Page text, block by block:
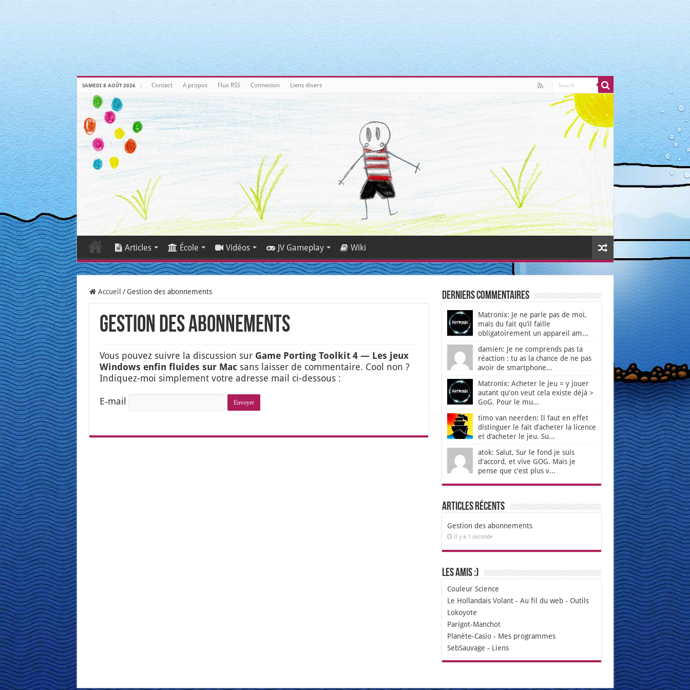
/home/clients/3a3c8cae3088c621098b274e6da68c7c/sites/matronix.fr/wp-includes/link-template.php
/home/clients/3a3c8cae3088c621098b274e6da68c7c/sites/matronix.fr/wp-includes/link-template.php
SAMEDI 8 AOÛT 2026 Contact A propos Flux RSS Connexion Liens divers
Articles École Vidéos JV Gameplay Wiki
Accueil / Gestion des abonnements
Gestion des abonnements
Vous pou­vez suivre la dis­cus­sion sur Game Por­ting Tool­kit 4 — Les jeux
Win­dows enfin fluides sur Macsans lais­ser de com­men­taire. Cool non ?
Indi­quez-moi sim­ple­ment votre adresse mail ci-des­sous :
E‑mail
Derniers Commentaires
Matronix: Je ne parle pas de moi,
mais du fait qu’il faille
obligatoirement un appareil am...
damien: Je ne comprends pas ta
réaction : tu as la chance de ne pas
avoir de smartphone...
Matronix: Acheter le jeu = y jouer
autant qu'on veut cela existe déjà >
GoG. Pour le mu...
timo van neerden: Il faut en effet
distinguer le fait d’acheter la licence
et d’acheter le jeu. Su...
atok: Salut, Sur le fond je suis
d'accord, et vive GOG. Mais je
pense que c'est plus v...
Articles récents
Gestion des abonnements
Il y a 1 seconde
Les amis :)
Couleur Science
Le Hollandais Volant- Au fil du web- Outils
Lokoyote
Parigot-Manchot
Planète-Casio- Mes programmes
SebSauvage - Liens